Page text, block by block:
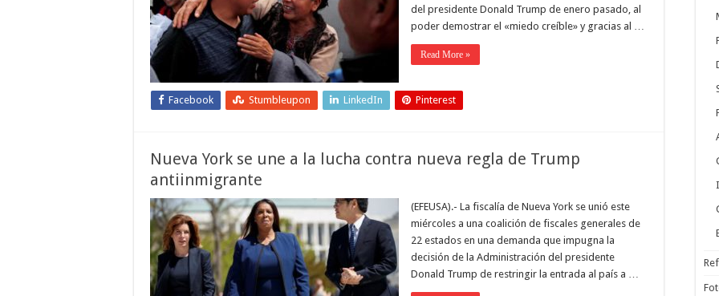
del presidente Donald Trump de enero pasado, al
poder demostrar el «miedo creíble» y gracias al …
Read More »
Facebook Stumbleupon LinkedIn Pinterest
Nueva York se une a la lucha contra nueva regla de Trump
antiinmigrante
(EFEUSA).- La fiscalía de Nueva York se unió este
miércoles a una coalición de fiscales generales de
22 estados en una demanda que impugna la
decisión de la Administración del presidente
Donald Trump de restringir la entrada al país a …